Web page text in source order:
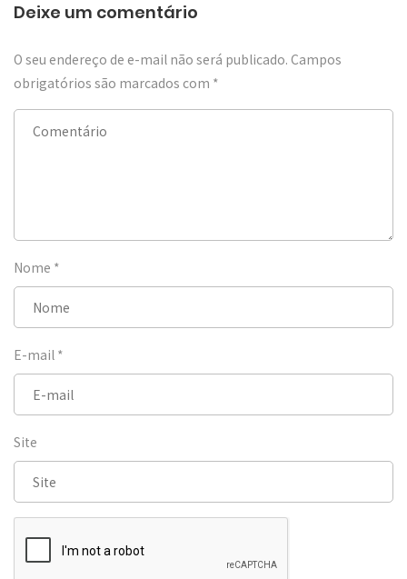
Deixe um comentário
O seu endereço de e-mail não será publicado. Campos
obrigatórios são marcados com *
Nome *
E-mail *
Site